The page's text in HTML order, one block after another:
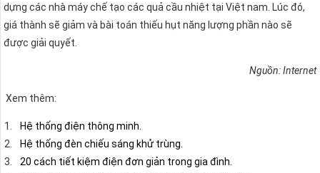
dựng các nhà máy chế tạo các quả cầu nhiệt tại Việt nam. Lúc đó,
giá thành sẽ giảm và bài toán thiếu hụt năng lượng phần nào sẽ
được giải quyết.
Nguồn: Internet
Xem thêm:
Hệ thống điện thông minh.
Hệ thống đèn chiếu sáng khử trùng.
20 cách tiết kiệm điện đơn giản trong gia đình.